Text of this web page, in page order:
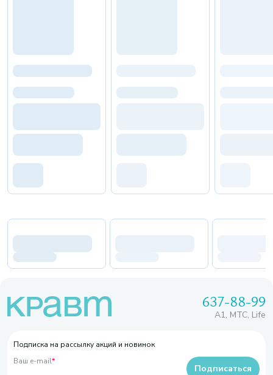
637-88-99
A1, МТС, Life
Подписка на рассылку акций и новинок
Ваш e-mail*
Подписаться